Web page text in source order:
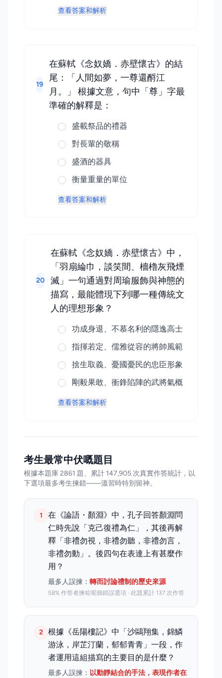
查看答案和解析
19
在蘇軾《念奴嬌．赤壁懷古》的結
尾：「人間如夢，一尊還酹江
月。」 根據文意，句中「尊」字最
準確的解釋是：
盛載祭品的禮器
對長輩的敬稱
盛酒的器具
衡量重量的單位
查看答案和解析
20
在蘇軾《念奴嬌．赤壁懷古》中，
「羽扇綸巾，談笑間、檣櫓灰飛煙
滅」一句通過對周瑜服飾與神態的
描寫，最能體現下列哪一種傳統文
人的理想形象？
功成身退、不慕名利的隱逸高士
指揮若定、儒雅從容的將帥風範
捨生取義、憂國憂民的忠臣形象
剛毅果敢、衝鋒陷陣的武將氣概
查看答案和解析
考生最常中伏嘅題目
根據本題庫 2861 題、累計 147,905 次真實作答統計，以
下選項最多考生揀錯——溫習時特別留神。
1
在《論語・顏淵》中，孔子回答顏淵問
仁時先說「克己復禮為仁」，其後再解
釋「非禮勿視，非禮勿聽，非禮勿言，
非禮勿動」。後四句在表達上有甚麼作
用？
最多人誤揀： 轉而討論禮制的歷史來源
58% 作答者揀咗呢個錯誤選項 · 此題累計 137 次作答
2 根據《岳陽樓記》中「沙鷗翔集，錦鱗
游泳，岸芷汀蘭，郁郁青青」一段，作
者運用這組描寫的主要目的是什麼？
最多人誤揀： 以動靜結合的手法，表現作者在